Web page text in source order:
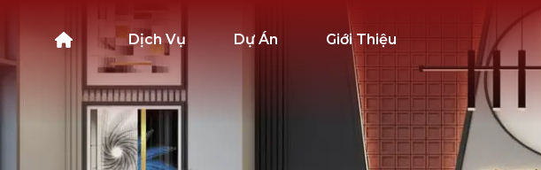
nội
dung
Dịch Vụ Dự Án Giới Thiệu